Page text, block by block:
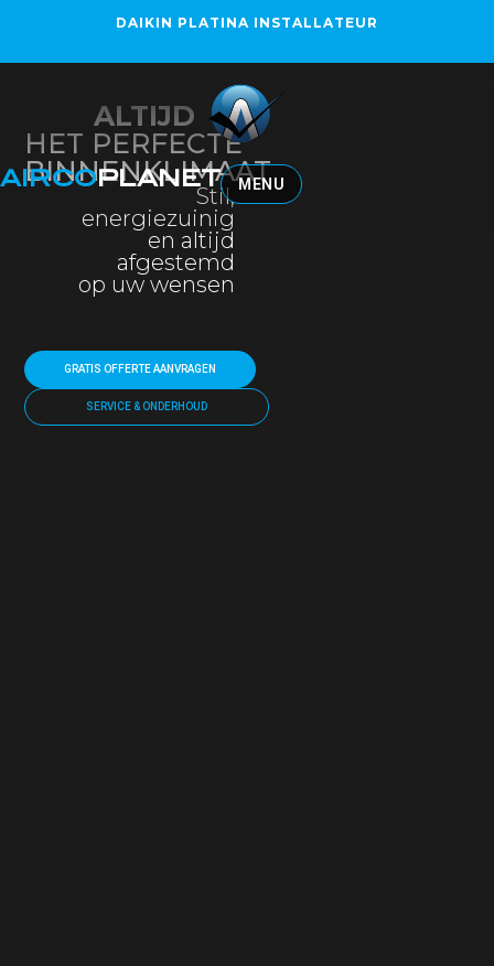
de
DAIKIN PLATINA INSTALLATEUR
AIRCOPLANET MENU
ALTIJD
HET PERFECTE
BINNENKLIMAAT
Stil,
energiezuinig
en altijd
afgestemd
op uw wensen
GRATIS OFFERTE AANVRAGEN
SERVICE & ONDERHOUD